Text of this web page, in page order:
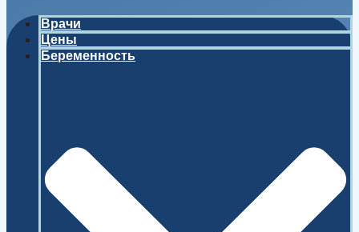
Врачи
Цены
Беременность